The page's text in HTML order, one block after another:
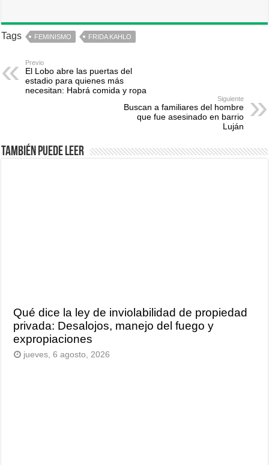
Tags FEMINISMO FRIDA KAHLO
Previo
El Lobo abre las puertas del
estadio para quienes más
necesitan: Habrá comida y ropa
Siguiente
Buscan a familiares del hombre
que fue asesinado en barrio
Luján
También puede leer
Qué dice la ley de inviolabilidad de propiedad
privada: Desalojos, manejo del fuego y
expropiaciones
jueves, 6 agosto, 2026